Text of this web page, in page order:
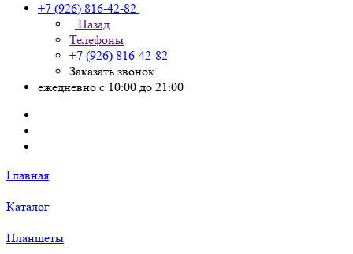
+7 (926) 816-42-82
Назад
Телефоны
+7 (926) 816-42-82
Заказать звонок
ежедневно с 10:00 до 21:00
Главная
Каталог
Планшеты